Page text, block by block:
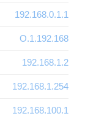
192.168.0.1.1
192.168.O.1
192.168.1.2
192.168.1.254
192.168.100.1